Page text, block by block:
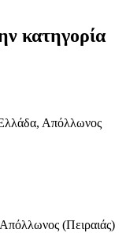
κατηγορία
Απόλλωνος
(Πειραιάς)